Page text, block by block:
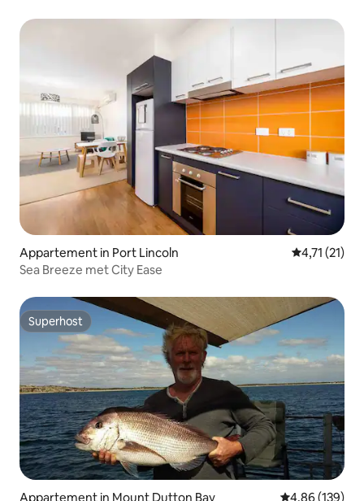
Appartement in Port Lincoln Gemiddelde
4,71 (21)
Sea Breeze met City Ease
Superhost
Superhost
Appartement in Mount Dutton Bay Gemiddelde
4,86 (139)